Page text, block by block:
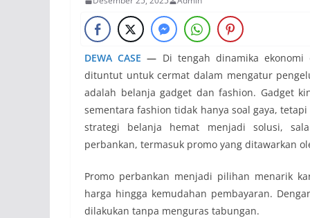
DEWA CASE — Di tengah dinamika
dituntut untuk cermat dalam mengatur
adalah belanja gadget dan fashion. Gadget
sementara fashion tidak hanya soal gaya,
strategi belanja hemat menjadi solusi,
perbankan, termasuk promo yang ditawarkan
Promo perbankan menjadi pilihan menarik
harga hingga kemudahan pembayaran.
dilakukan tanpa menguras tabungan.